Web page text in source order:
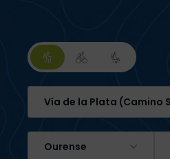
Vía de la Plata (Camino
Ourense